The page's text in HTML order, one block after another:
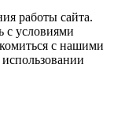
работы сайта.
с условиями
с нашими